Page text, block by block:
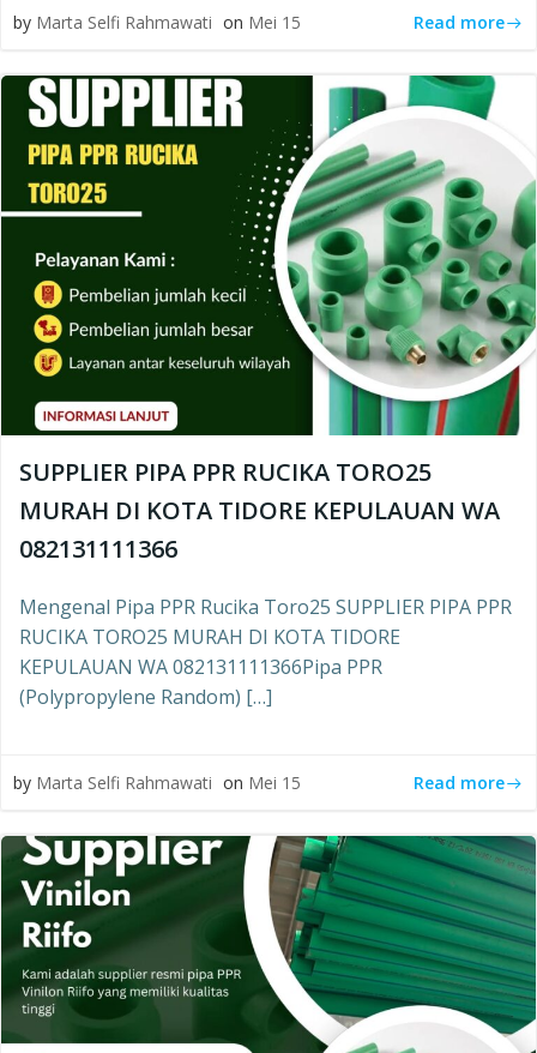
by Marta Selfi Rahmawati on Mei 15 Read more
SUPPLIER PIPA PPR RUCIKA TORO25
MURAH DI KOTA TIDORE KEPULAUAN WA
082131111366
Mengenal Pipa PPR Rucika Toro25 SUPPLIER PIPA PPR
RUCIKA TORO25 MURAH DI KOTA TIDORE
KEPULAUAN WA 082131111366Pipa PPR
(Polypropylene Random) […]
by Marta Selfi Rahmawati on Mei 15 Read more